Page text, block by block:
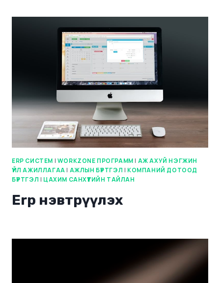
ERP СИСТЕМ | WORKZONE ПРОГРАММ | АЖ АХУЙ НЭГЖИН
ҮЙЛ АЖИЛЛАГАА | АЖЛЫН БҮРТГЭЛ | КОМПАНИЙ ДОТООД
БҮРТГЭЛ | ЦАХИМ САНХҮҮГИЙН ТАЙЛАН
Erp нэвтрүүлэх